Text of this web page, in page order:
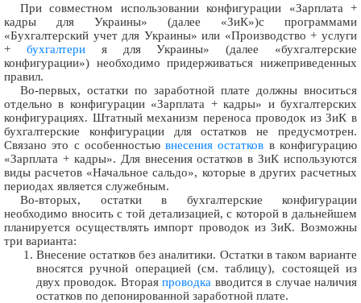
При совместном использовании конфигурации «Зарплата +
кадры для Украины» (далее «ЗиК»)с программами
«Бухгалтерский учет для Украины» или «Производство + услуги
+ бухгалтерия для Украины» (далее «бухгалтерские
конфигурации») необходимо придерживаться нижеприведенных
правил.
Во-первых, остатки по заработной плате должны вноситься
отдельно в конфигурации «Зарплата + кадры» и бухгалтерских
конфигурациях. Штатный механизм переноса проводок из ЗиК в
бухгалтерские конфигурации для остатков не предусмотрен.
Связано это с особенностьювнесения остатков в конфигурацию
«Зарплата + кадры». Для внесения остатков в ЗиК используются
виды расчетов «Начальное сальдо», которые в других расчетных
периодах является служебным.
Во-вторых, остатки в бухгалтерские конфигурации
необходимо вносить с той детализацией, с которой в дальнейшем
планируется осуществлять импорт проводок из ЗиК. Возможны
три варианта:
Внесение остатков без аналитики. Остатки в таком варианте
вносятся ручной операцией (см. таблицу), состоящей из
двух проводок. Втораяпроводка вводится в случае наличия
остатков по депонированной заработной плате.